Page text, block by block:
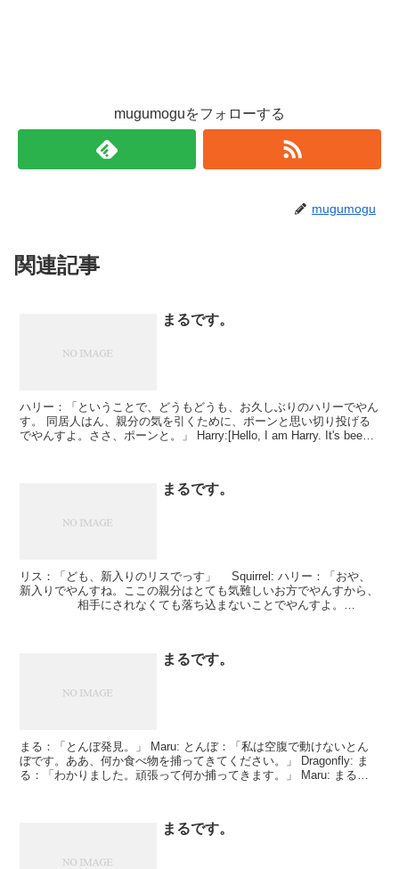
mugumoguをフォローする
mugumogu
関連記事
まるです。
ハリー：「ということで、どうもどうも、お久しぶりのハリーでやん
す。 同居人はん、親分の気を引くために、ポーンと思い切り投げる
でやんすよ。ささ、ポーンと。」 Harry:[Hello, I am Harry. It's been a
まるです。
リス：「ども、新入りのリスでっす」 Squirrel: ハリー：「おや、
新入りでやんすね。ここの親分はとても気難しいお方でやんすから、
相手にされなくても落ち込まないことでやんすよ。
まるです。
まる：「とんぼ発見。」 Maru: とんぼ：「私は空腹で動けないとん
ぼです。ああ、何か食べ物を捕ってきてください。」 Dragonfly: ま
る：「わかりました。頑張って何か捕ってきます。」 Maru: まる：
まるです。